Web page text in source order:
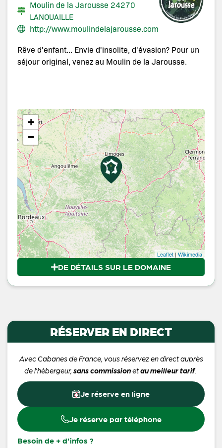
Moulin de la Jarousse 24270
LANOUAILLE
http://www.moulindelajarousse.com
Rêve d'enfant... Envie d'insolite, d'évasion? Pour un
séjour original, venez au Moulin de la Jarousse.
+
−
Leaflet| Wikimedia
DE DÉTAILS SUR LE DOMAINE
RÉSERVER EN DIRECT
Avec Cabanes de France, vous réservez en direct auprès
de l’hébergeur, sans commissionetau meilleur tarif.
Je réserve en ligne
Je réserve par téléphone
Besoin de + d'infos ?